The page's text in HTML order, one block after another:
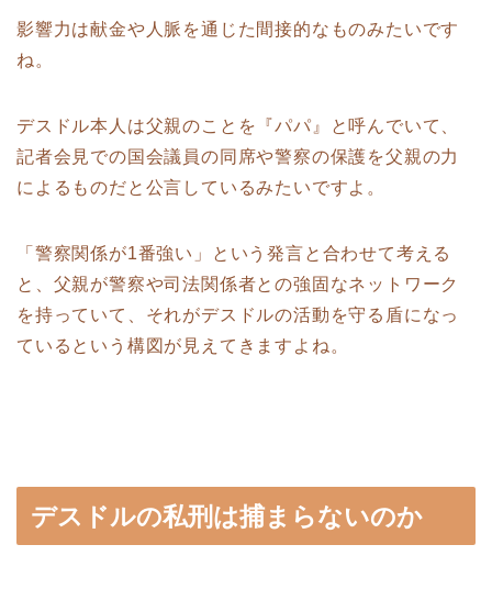
影響力は献金や人脈を通じた間接的なものみたいです
ね。
デスドル本人は父親のことを『パパ』と呼んでいて、
記者会見での国会議員の同席や警察の保護を父親の力
によるものだと公言しているみたいですよ。
「警察関係が1番強い」という発言と合わせて考える
と、父親が警察や司法関係者との強固なネットワーク
を持っていて、それがデスドルの活動を守る盾になっ
ているという構図が見えてきますよね。
デスドルの私刑は捕まらないのか